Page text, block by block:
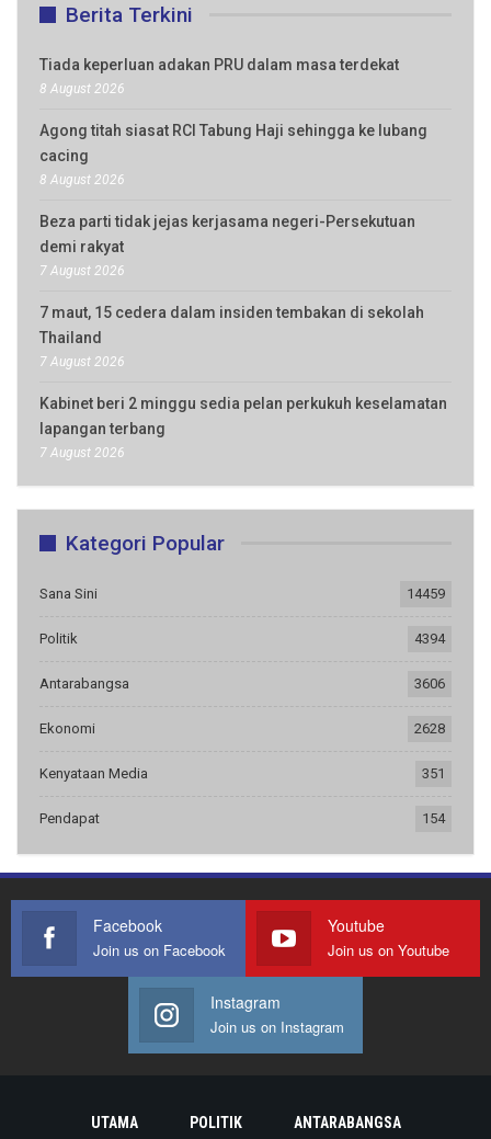
Berita Terkini
Tiada keperluan adakan PRU dalam masa terdekat
8 August 2026
Agong titah siasat RCI Tabung Haji sehingga ke lubang
cacing
8 August 2026
Beza parti tidak jejas kerjasama negeri-Persekutuan
demi rakyat
7 August 2026
7 maut, 15 cedera dalam insiden tembakan di sekolah
Thailand
7 August 2026
Kabinet beri 2 minggu sedia pelan perkukuh keselamatan
lapangan terbang
7 August 2026
Kategori Popular
Sana Sini 14459
Politik 4394
Antarabangsa 3606
Ekonomi 2628
Kenyataan Media 351
Pendapat 154
Facebook
Join us on Facebook
Youtube
Join us on Youtube
Instagram
Join us on Instagram
UTAMA POLITIK ANTARABANGSA